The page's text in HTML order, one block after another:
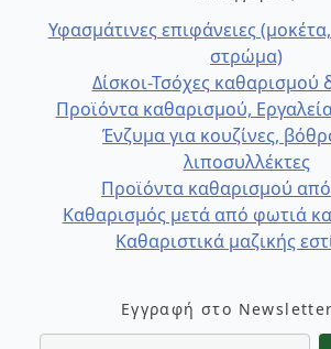
Υφασμάτινες επιφάνειες
στρώμα)
Δίσκοι-Τσόχες καθαρισμού
Προϊόντα καθαρισμού,
Ένζυμα για κουζίνες,
λιποσυλλέκτες
Προϊόντα καθαρισμού
Καθαρισμός μετά από φωτιά
Καθαριστικά μαζικής
Εγγραφή στο